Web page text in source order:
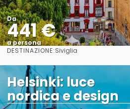
Da
441 €
a persona
Vedere
DESTINAZIONE:Siviglia
Helsinki: luce
nordica e design